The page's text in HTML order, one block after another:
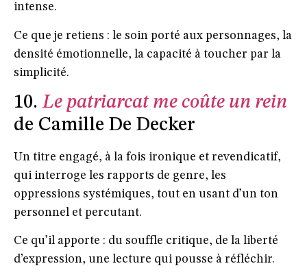
intense.
Ce que je retiens : le soin porté aux personnages, la
densité émotionnelle, la capacité à toucher par la
simplicité.
10.Le patriarcat me coûte un rein
de Camille De Decker
Un titre engagé, à la fois ironique et revendicatif,
qui interroge les rapports de genre, les
oppressions systémiques, tout en usant d’un ton
personnel et percutant.
Ce qu’il apporte : du souffle critique, de la liberté
d’expression, une lecture qui pousse à réfléchir.